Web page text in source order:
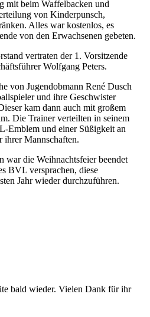
mit beim Waffelbacken und
von Kinderpunsch,
Alles war kostenlos, es
von den Erwachsenen gebeten.
vertraten der 1. Vorsitzende
Wolfgang Peters.
von Jugendobmann René Dusch
und ihre Geschwister
kam dann auch mit großem
Die Trainer verteilten in seinem
Emblem und einer Süßigkeit an
ihrer Mannschaften.
war die Weihnachtsfeier beendet
BVL versprachen, diese
Jahr wieder durchzuführen.
bald wieder. Vielen Dank für ihr